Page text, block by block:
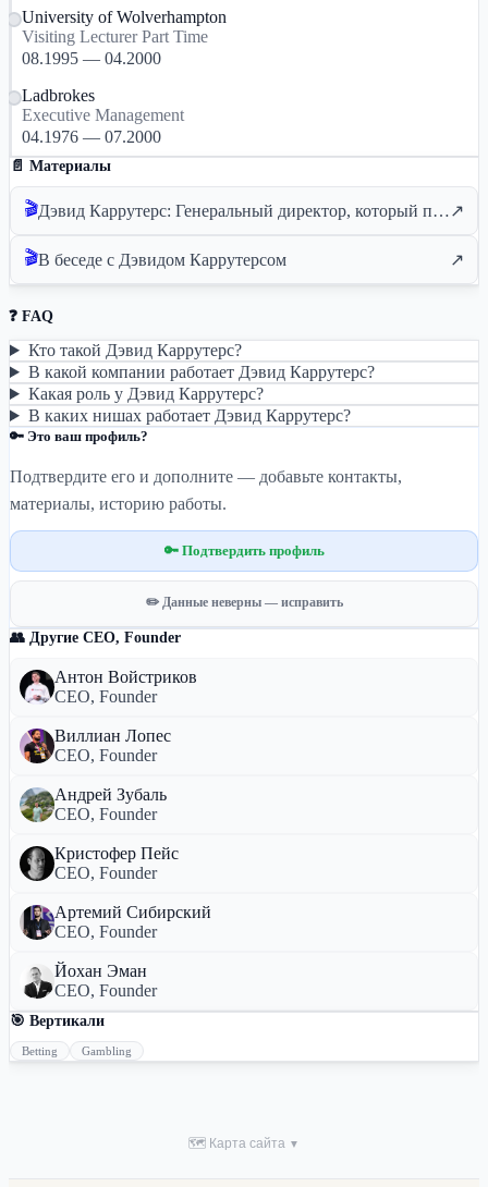
University of Wolverhampton
Visiting Lecturer Part Time
08.1995 — 04.2000
Ladbrokes
Executive Management
04.1976 — 07.2000
📄 Материалы
🎬 Дэвид Каррутерс: Генеральный директор, который попал в тюрьму и перестроил свою жизнь - NEXT.io Podcast↗
🎬В беседе с Дэвидом Каррутерсом ↗
❓ FAQ
Кто такой Дэвид Каррутерс?
В какой компании работает Дэвид Каррутерс?
Какая роль у Дэвид Каррутерс?
В каких нишах работает Дэвид Каррутерс?
🔑 Это ваш профиль?
Подтвердите его и дополните — добавьте контакты,
материалы, историю работы.
🔑 Подтвердить профиль
✏️ Данные неверны — исправить
👥 Другие CEO, Founder
Антон Войстриков
CEO, Founder
Виллиан Лопес
CEO, Founder
Андрей Зубаль
CEO, Founder
Кристофер Пейс
CEO, Founder
Артемий Сибирский
CEO, Founder
Йохан Эман
CEO, Founder
🎯 Вертикали
Betting Gambling
🗺 Карта сайта ▼